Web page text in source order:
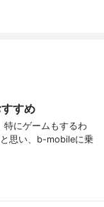
すめ
特にゲームもするわ
思い、b-mobileに乗